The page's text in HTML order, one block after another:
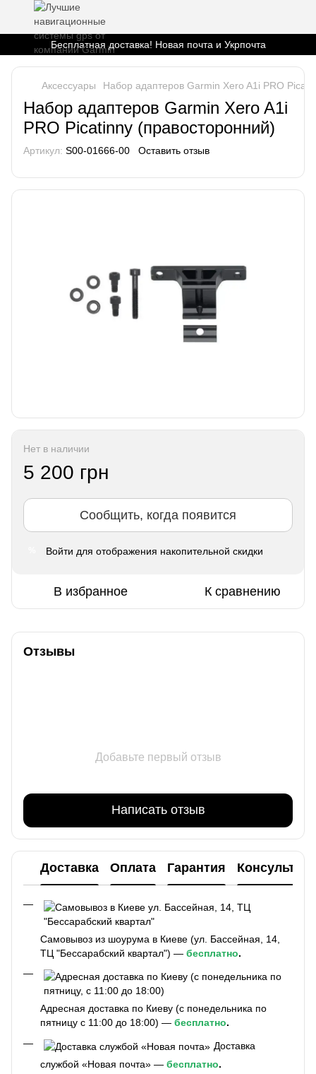
Бесплатная доставка! Новая почта и Укрпочта
Аксессуары Набор адаптеров Garmin Xero A1i PRO
Набор адаптеров Garmin Xero A1i
PRO Picatinny (правосторонний)
Артикул: S00-01666-00 Оставить отзыв
Нет в наличии
5 200 грн
Сообщить, когда появится
Войти для отображения накопительной скидки
В избранное К сравнению
Отзывы
Добавьте первый отзыв
Написать отзыв
Доставка Оплата Гарантия
Самовывоз из шоурума в Киеве (ул. Бассейная, 14,
ТЦ "Бессарабский квартал") — бесплатно.
Адресная доставка по Киеву (с понедельника по
пятницу с 11:00 до 18:00) — бесплатно.
Доставка
службой «Новая почта» — бесплатно.